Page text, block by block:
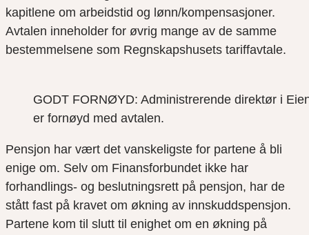
kapitlene om arbeidstid og lønn/kompensasjoner.
Avtalen inneholder for øvrig mange av de samme
bestemmelsene som Regnskapshusets tariffavtale.
GODT FORNØYD: Administrerende direktør i
er fornøyd med avtalen.
Pensjon har vært det vanskeligste for partene å bli
enige om. Selv om Finansforbundet ikke har
forhandlings- og beslutningsrett på pensjon, har de
stått fast på kravet om økning av innskuddspensjon.
Partene kom til slutt til enighet om en økning på